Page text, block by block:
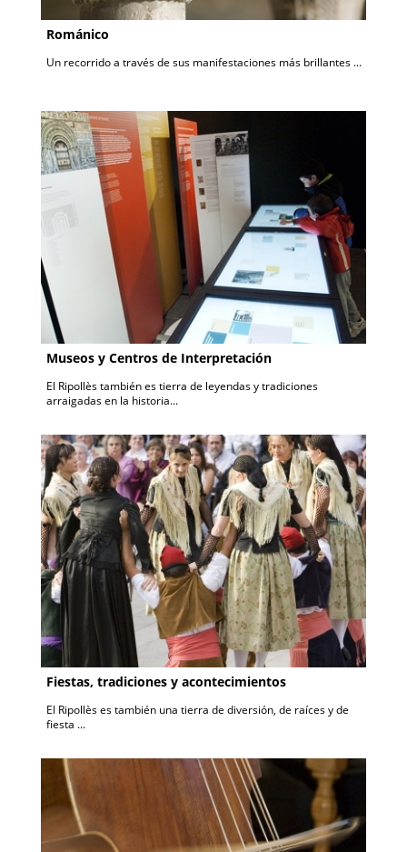
Románico
Un recorrido a través de sus manifestaciones más brillantes ...
Museos y Centros de Interpretación
El Ripollès también es tierra de leyendas y tradiciones
arraigadas en la historia...
Fiestas, tradiciones y acontecimientos
El Ripollès es también una tierra de diversión, de raíces y de
fiesta ...